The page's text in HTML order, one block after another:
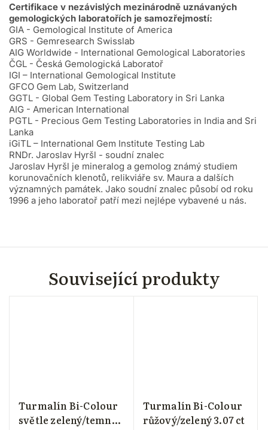
Certifikace v nezávislých mezinárodně uznávaných
gemologických laboratořích je samozřejmostí:
GIA - Gemological Institute of America
GRS - Gemresearch Swisslab
AIG Worldwide - International Gemological Laboratories
ČGL - Česká Gemologická Laboratoř
IGI – International Gemological Institute
GFCO Gem Lab, Switzerland
GGTL - Global Gem Testing Laboratory in Sri Lanka
AIG - American International
PGTL - Precious Gem Testing Laboratories in India and Sri
Lanka
iGiTL – International Gem Institute Testing Lab
RNDr. Jaroslav Hyršl - soudní znalec
Jaroslav Hyršl je mineralog a gemolog známý studiem
korunovačních klenotů, relikviáře sv. Maura a dalších
významných památek. Jako soudní znalec působí od roku
1996 a jeho laboratoř patří mezi nejlépe vybavené u nás.
Související produkty
Turmalín Bi-Colour
světle zelený/temně
Turmalín Bi-Colour
růžový/zelený 3.07 ct